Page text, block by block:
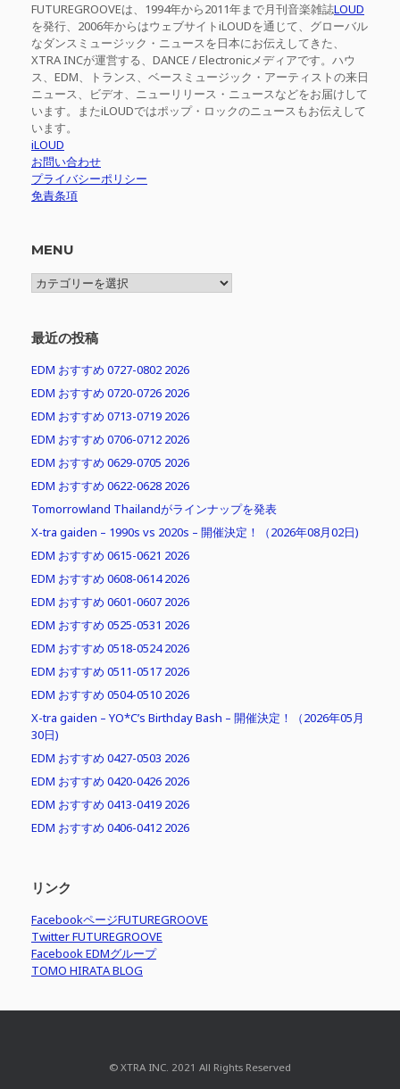
FUTUREGROOVEは、1994年から2011年まで月刊音楽雑誌LOUD
を発行、2006年からはウェブサイトiLOUDを通じて、グローバル
なダンスミュージック・ニュースを日本にお伝えしてきた、
XTRA INCが運営する、DANCE / Electronicメディアです。ハウ
ス、EDM、トランス、ベースミュージック・アーティストの来日
ニュース、ビデオ、ニューリリース・ニュースなどをお届けして
います。またiLOUDではポップ・ロックのニュースもお伝えして
います。
iLOUD
お問い合わせ
プライバシーポリシー
免責条項
MENU
MENU
最近の投稿
EDM おすすめ 0727-0802 2026
EDM おすすめ 0720-0726 2026
EDM おすすめ 0713-0719 2026
EDM おすすめ 0706-0712 2026
EDM おすすめ 0629-0705 2026
EDM おすすめ 0622-0628 2026
Tomorrowland Thailandがラインナップを発表
X-tra gaiden – 1990s vs 2020s – 開催決定！（2026年08月02日)
EDM おすすめ 0615-0621 2026
EDM おすすめ 0608-0614 2026
EDM おすすめ 0601-0607 2026
EDM おすすめ 0525-0531 2026
EDM おすすめ 0518-0524 2026
EDM おすすめ 0511-0517 2026
EDM おすすめ 0504-0510 2026
X-tra gaiden – YO*C’s Birthday Bash – 開催決定！（2026年05月
30日)
EDM おすすめ 0427-0503 2026
EDM おすすめ 0420-0426 2026
EDM おすすめ 0413-0419 2026
EDM おすすめ 0406-0412 2026
リンク
FacebookページFUTUREGROOVE
Twitter FUTUREGROOVE
Facebook EDMグループ
TOMO HIRATA BLOG
© XTRA INC. 2021 All Rights Reserved